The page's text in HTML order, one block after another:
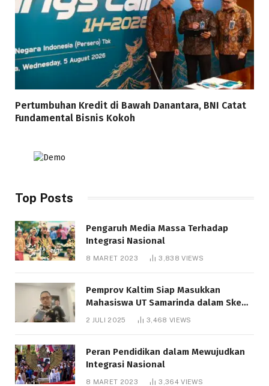
Pertumbuhan Kredit di Bawah Danantara, BNI Catat
Fundamental Bisnis Kokoh
Top Posts
Pengaruh Media Massa Terhadap
Integrasi Nasional
8 MARET 2023 3,838VIEWS
Pemprov Kaltim Siap Masukkan
Mahasiswa UT Samarinda dalam Skema
Bantuan Pendidikan Gratispol
2 JULI 2025 3,468 VIEWS
Peran Pendidikan dalam Mewujudkan
Integrasi Nasional
8 MARET 2023 3,364VIEWS